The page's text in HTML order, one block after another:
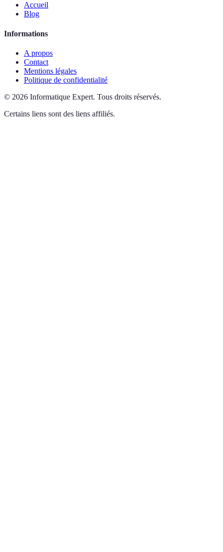
Accueil
Blog
Informations
A propos
Contact
Mentions légales
Politique de confidentialité
© 2026 Informatique Expert. Tous droits réservés.
Certains liens sont des liens affiliés.